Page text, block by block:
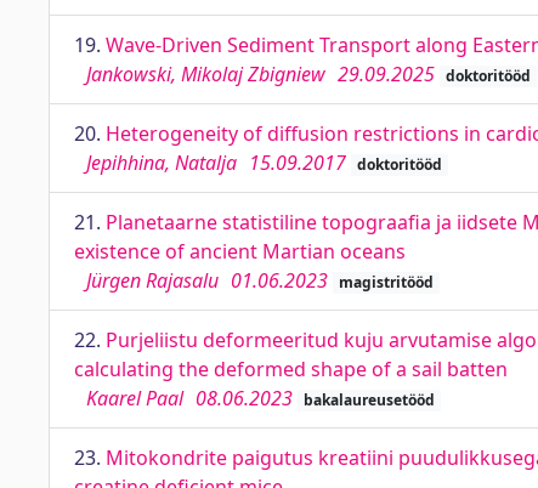
19. Wave-Driven Sediment Transport along
Jankowski, Mikolaj Zbigniew 29.09.2025 doktoritööd
20. Heterogeneity of diffusion restrictions in
Jepihhina, Natalja 15.09.2017 doktoritööd
21. Planetaarne statistiline topograafia ja iidsete
existence of ancient Martian oceans
Jürgen Rajasalu 01.06.2023 magistritööd
22. Purjeliistu deformeeritud kuju arvutamise
calculating the deformed shape of a sail batten
Kaarel Paal 08.06.2023 bakalaureusetööd
23. Mitokondrite paigutus kreatiini